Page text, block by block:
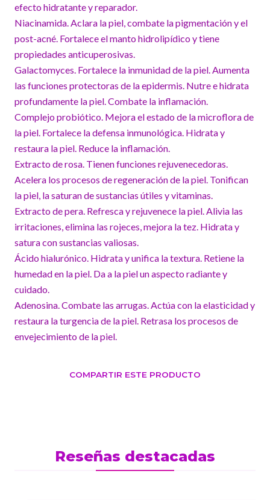
efecto hidratante y reparador.
Niacinamida. Aclara la piel, combate la pigmentación y el
post-acné. Fortalece el manto hidrolipídico y tiene
propiedades anticuperosivas.
Galactomyces. Fortalece la inmunidad de la piel. Aumenta
las funciones protectoras de la epidermis. Nutre e hidrata
profundamente la piel. Combate la inflamación.
Complejo probiótico. Mejora el estado de la microflora de
la piel. Fortalece la defensa inmunológica. Hidrata y
restaura la piel. Reduce la inflamación.
Extracto de rosa. Tienen funciones rejuvenecedoras.
Acelera los procesos de regeneración de la piel. Tonifican
la piel, la saturan de sustancias útiles y vitaminas.
Extracto de pera. Refresca y rejuvenece la piel. Alivia las
irritaciones, elimina las rojeces, mejora la tez. Hidrata y
satura con sustancias valiosas.
Ácido hialurónico. Hidrata y unifica la textura. Retiene la
humedad en la piel. Da a la piel un aspecto radiante y
cuidado.
Adenosina. Combate las arrugas. Actúa con la elasticidad y
restaura la turgencia de la piel. Retrasa los procesos de
envejecimiento de la piel.
COMPARTIR ESTE PRODUCTO
Reseñas destacadas